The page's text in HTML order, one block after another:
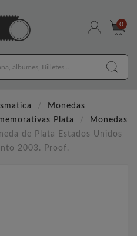
0
Monedas
Plata
Monedas
de Plata Estados Unidos
2003. Proof.